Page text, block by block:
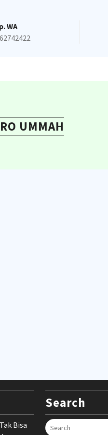
WA
UMMAH
Bisa
Search